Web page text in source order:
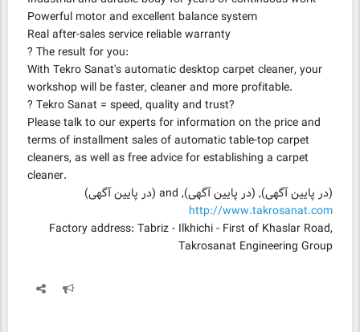
Powerful motor and excellent balance system
Real after-sales service reliable warranty
? The result for you:
With Tekro Sanat's automatic desktop carpet cleaner, your
workshop will be faster, cleaner and more profitable.
? Tekro Sanat = speed, quality and trust?
Please talk to our experts for information on the price and
terms of installment sales of automatic table-top carpet
cleaners, as well as free advice for establishing a carpet
cleaner.
(در پایین آگهی), (در پایین آگهی), and (در پایین آگهی)
http://www.takrosanat.com
Factory address: Tabriz - Ilkhichi - First of Khaslar Road,
Takrosanat Engineering Group